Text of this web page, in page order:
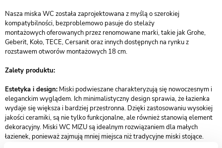
Nasza miska WC została zaprojektowana z myślą o szerokiej
kompatybilności, bezproblemowo pasuje do stelaży
montażowych oferowanych przez renomowane marki, takie jak Grohe,
Geberit, Koło, TECE, Cersanit oraz innych dostępnych na rynku z
rozstawem otworów montażowych 18 cm.
Zalety produktu:
Estetyka i design: Miski podwieszane charakteryzują się nowoczesnym i
eleganckim wyglądem. Ich minimalistyczny design sprawia, że łazienka
wydaje się większa i bardziej przestronna. Dzięki zastosowaniu wysokiej
jakości ceramiki, są nie tylko funkcjonalne, ale również stanowią element
dekoracyjny. Miski WC MIZU są idealnym rozwiązaniem dla małych
łazienek, ponieważ zajmują mniej miejsca niż tradycyjne miski stojące.